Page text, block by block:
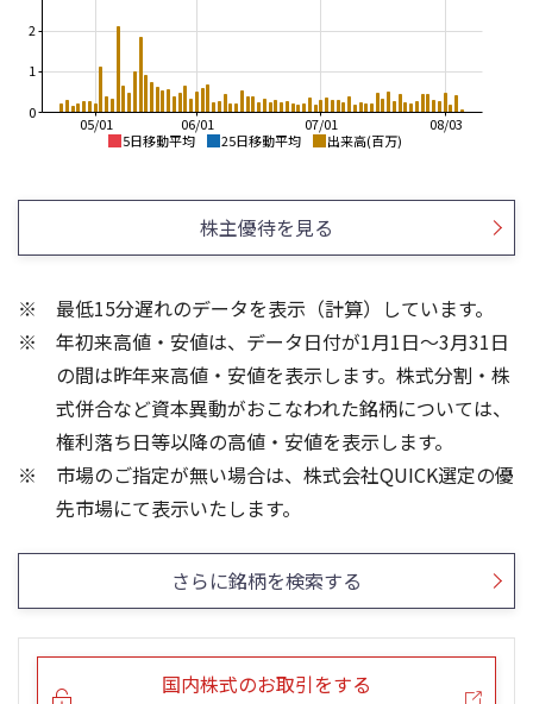
5日移動平均 25日移動平均 出来高(百万)
08/03
07/01
06/01
05/01
0
1
2
25/12
25/10
25/08
25/06
25/04
400
500
700
800
0
1,000
1,500
24/01
23/01
22/01
21/01
200
400
1
株主優待を見る
最低15分遅れのデータを表示（計算）しています。
年初来高値・安値は、データ日付が1月1日～3月31日
の間は昨年来高値・安値を表示します。株式分割・株
式併合など資本異動がおこなわれた銘柄については、
権利落ち日等以降の高値・安値を表示します。
市場のご指定が無い場合は、株式会社QUICK選定の優
先市場にて表示いたします。
さらに銘柄を検索する
国内株式のお取引をする